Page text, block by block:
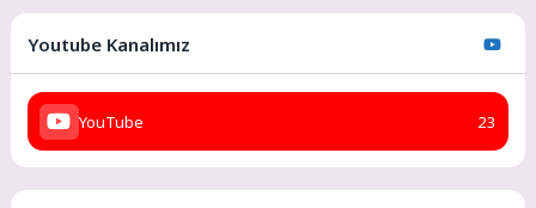
Youtube Kanalımız
YouTube 23